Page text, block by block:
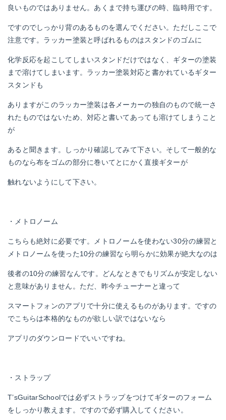
良いものではありません。あくまで持ち運びの時、臨時用です。
ですのでしっかり背のあるものを選んでください。ただしここで
注意です。ラッカー塗装と呼ばれるものはスタンドのゴムに
化学反応を起こしてしまいスタンドだけではなく、ギターの塗装
まで溶けてしまいます。ラッカー塗装対応と書かれているギター
スタンドも
ありますがこのラッカー塗装は各メーカーの独自のもので統一さ
れたものではないため、対応と書いてあっても溶けてしまうこと
が
あると聞きます。しっかり確認してみて下さい。そして一般的な
ものなら布をゴムの部分に巻いてとにかく直接ギターが
触れないようにして下さい。
・メトロノーム
こちらも絶対に必要です。メトロノームを使わない30分の練習と
メトロノームを使った10分の練習なら明らかに効果が絶大なのは
後者の10分の練習なんです。どんなときでもリズムが安定しない
と意味がありません。ただ、昨今チューナーと違って
スマートフォンのアプリで十分に使えるものがあります。ですの
でこちらは本格的なものが欲しい訳ではないなら
アプリのダウンロードでいいですね。
・ストラップ
T’sGuitarSchoolでは必ずストラップをつけてギターのフォーム
をしっかり教えます。ですので必ず購入してください。